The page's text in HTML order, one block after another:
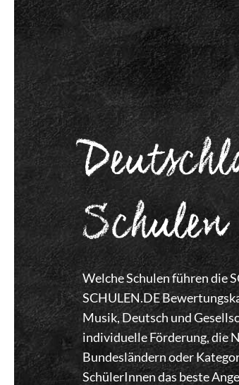
Schulen
Welche Schulen führen die
SCHULEN.DE
Musik, Deutsch und
individuelle Förderung, die
Bundesländern oder
SchülerInnen das beste